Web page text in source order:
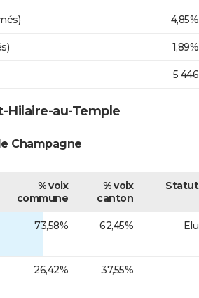
4,85%
1,89%
5 446
Hilaire-au-Temple
Champagne
% voix
commune
% voix
canton
Statut
73,58% 62,45% Elu
26,42% 37,55%